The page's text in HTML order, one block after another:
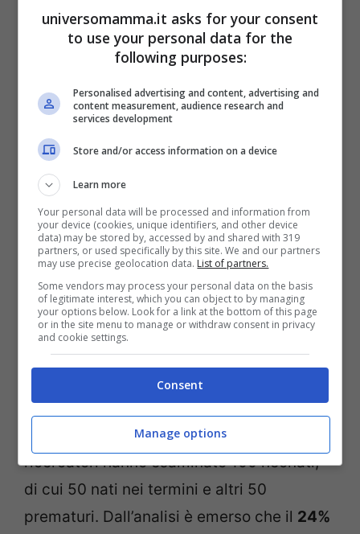
esistono
tanti studi ormai anche
ventennali.
Già nel 2001,uno studiopubblicato sulla
prestigiosa rivista scientifica americana
Pediatrics
metteva in guardia sui
particolare per i neonati
auto sul seggiolino
riguardano in primo luogo i prematuri, a
rischio di apnea, bradicardia e, appunto,
desaturazione dell’ossigeno nel sangue.
LEGGI ANCHE: BAMBINI GRANDI IN AUTO:
QUANDO È SICURO ABBANDONARE IL
SEGGIOLINO | VIDEO
Nello studio pubblicato suPediatrics
ricercatori hanno esaminato 100 neonati,
di cui 50 nati nei termini e altri 50
prematuri. Dall’analisi è emerso che il 24%
universomamma.it asks for your consent
to use your personal data for the
following purposes:
Personalised advertising and content, advertising and
content measurement, audience research and
services development
Store and/or access information on a device
Learn more
Your personal data will be processed and information from
your device (cookies, unique identifiers, and other device
data) may be stored by, accessed by and shared with 319
partners, or used specifically by this site. We and our partners
may use precise geolocation data. List of partners.
Some vendors may process your personal data on the basis
of legitimate interest, which you can object to by managing
your options below. Look for a link at the bottom of this page
or in the site menu to manage or withdraw consent in privacy
and cookie settings.
Consent
Manage options